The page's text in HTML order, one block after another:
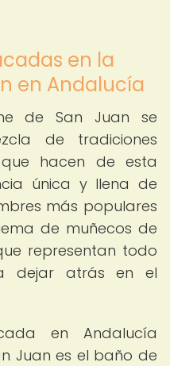
en la
en Andalucía
de San Juan se
de tradiciones
hacen de esta
única y llena de
más populares
de muñecos de
representan todo
dejar atrás en el
en Andalucía
Juan es el baño de